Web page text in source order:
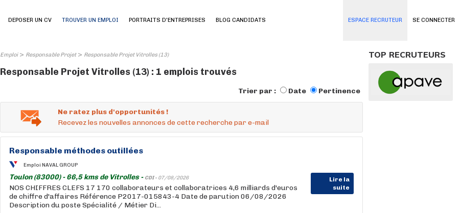
SE CONNECTER
DEPOSER UN CV TROUVER UN EMPLOI PORTRAITS D'ENTREPRISES BLOG CANDIDATS ESPACE RECRUTEUR
Emploi> Responsable Projet> Responsable Projet Vitrolles (13)
Responsable Projet Vitrolles (13) : 1 emplois trouvés
Trier par : Date Pertinence
Ne ratez plus d'opportunités !
Recevez les nouvelles annonces de cette recherche par e-mail
Responsable méthodes outillées
Emploi NAVAL GROUP
Toulon (83000) - 66,5 kms de Vitrolles - CDI - 07/08/2026
Lire la
suite
NOS CHIFFRES CLEFS 17 170 collaborateurs et collaboratrices 4,6 milliards d'euros
de chiffre d'affaires Référence P2017-015843-4 Date de parution 06/08/2026
Description du poste Spécialité / Métier Di...
TOP RECRUTEURS